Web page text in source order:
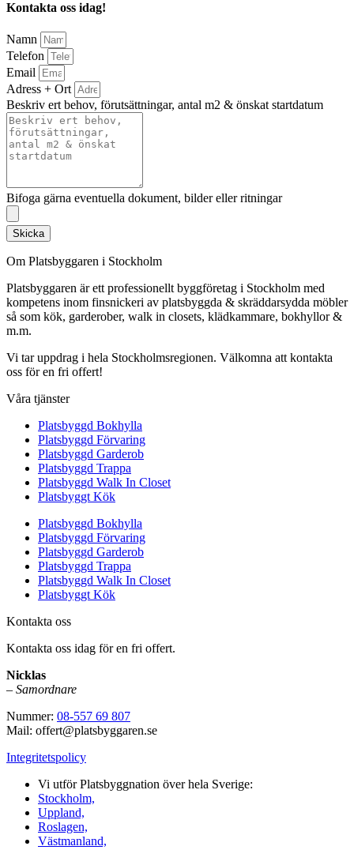
Kontakta oss idag!
Namn
Telefon
Email
Adress + Ort
Beskriv ert behov, förutsättningar, antal m2 & önskat startdatum
Bifoga gärna eventuella dokument, bilder eller ritningar
Skicka
Om Platsbyggaren i Stockholm
Platsbyggaren är ett professionellt byggföretag i Stockholm med
kompetens inom finsnickeri av platsbyggda & skräddarsydda möbler
så som kök, garderober, walk in closets, klädkammare, bokhyllor &
m.m.
Vi tar uppdrag i hela Stockholmsregionen. Välkomna att kontakta
oss för en fri offert!
Våra tjänster
Platsbyggd Bokhylla
Platsbyggd Förvaring
Platsbyggd Garderob
Platsbyggd Trappa
Platsbyggd Walk In Closet
Platsbyggt Kök
Platsbyggd Bokhylla
Platsbyggd Förvaring
Platsbyggd Garderob
Platsbyggd Trappa
Platsbyggd Walk In Closet
Platsbyggt Kök
Kontakta oss
Kontakta oss idag för en fri offert.
Nicklas
– Samordnare
Nummer: 08-557 69 807
Mail: offert@platsbyggaren.se
Integritetspolicy
Vi utför Platsbyggnation över hela Sverige:
Stockholm,
Uppland,
Roslagen,
Västmanland,